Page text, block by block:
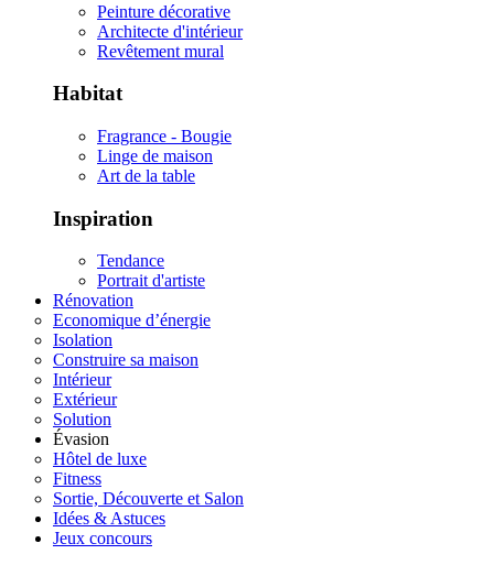
Peinture décorative
Architecte d'intérieur
Revêtement mural
Habitat
Fragrance - Bougie
Linge de maison
Art de la table
Inspiration
Tendance
Portrait d'artiste
Rénovation
Economique d’énergie
Isolation
Construire sa maison
Intérieur
Extérieur
Solution
Évasion
Hôtel de luxe
Fitness
Sortie, Découverte et Salon
Idées & Astuces
Jeux concours